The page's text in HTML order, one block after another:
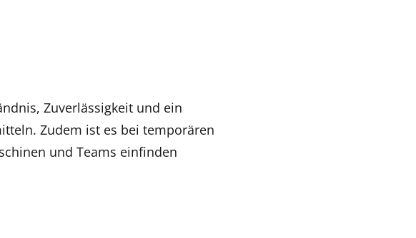
Zuverlässigkeit und ein
Zudem ist es bei temporären
und Teams einfinden